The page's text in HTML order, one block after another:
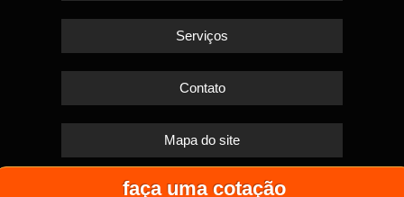
faça uma cotação
Serviços
Contato
Mapa do site